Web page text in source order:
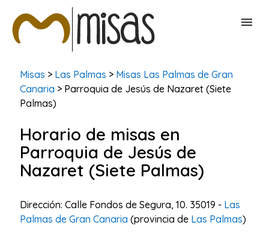
BUSCAR MISAS
CONTACTAR
Misas > Las Palmas > Misas Las Palmas de Gran
Canaria > Parroquia de Jesús de Nazaret (Siete
Palmas)
Horario de misas en
Parroquia de Jesús de
Nazaret (Siete Palmas)
Dirección: Calle Fondos de Segura, 10. 35019 - Las
Palmas de Gran Canaria (provincia de Las Palmas)